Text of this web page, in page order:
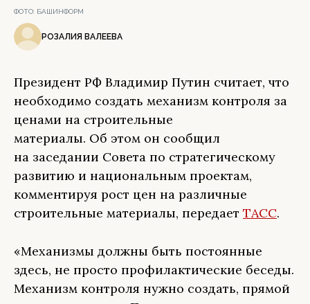
ФОТО: БАШИНФОРМ
РОЗАЛИЯ ВАЛЕЕВА
Президент РФ Владимир Путин считает, что
необходимо создать механизм контроля за
ценами на строительные
материалы. Об этом он сообщил
на заседании Совета по стратегическому
развитию и национальным проектам,
комментируя рост цен на различные
строительные материалы, передает ТАСС.
«Механизмы должны быть постоянные
здесь, не просто профилактические беседы.
Механизм контроля нужно создать, прямой